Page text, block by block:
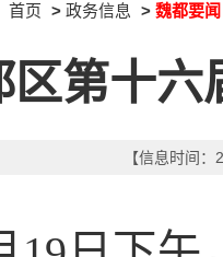
首页 > 政务信息 > 魏都要闻
区第十六
【信息时间